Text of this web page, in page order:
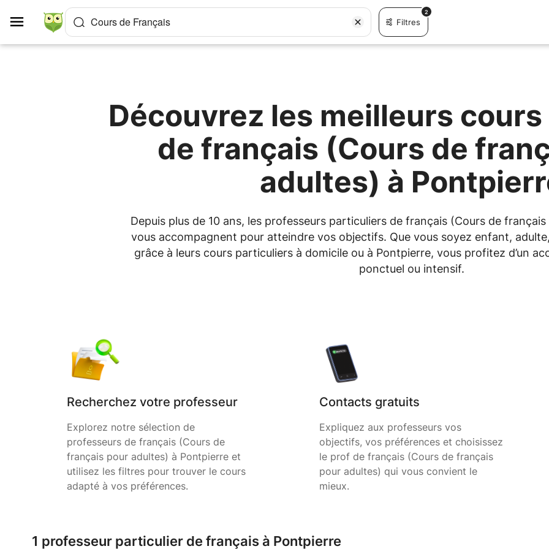
Cours de Français Filtres
2
Découvrez les meilleurs
de français (Cours de
adultes) à
Depuis plus de 10 ans, les professeurs particuliers de français (Cours de
vous accompagnent pour atteindre vos objectifs. Que vous soyez enfant,
grâce à leurs cours particuliers à domicile ou à Pontpierre, vous profitez d’un
ponctuel ou intensif.
Recherchez votre professeur
Explorez notre sélection de
professeurs de français (Cours de
français pour adultes) à Pontpierre et
utilisez les filtres pour trouver le cours
adapté à vos préférences.
Contacts gratuits
Expliquez aux professeurs vos
objectifs, vos préférences et choisissez
le prof de français (Cours de français
pour adultes) qui vous convient le
mieux.
1 professeur particulier de français à Pontpierre